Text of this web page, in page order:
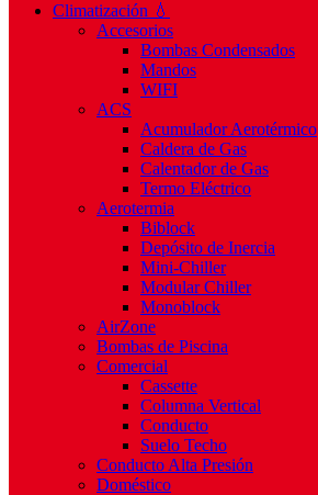
Climatización 💧
Accesorios
Bombas Condensados
Mandos
WIFI
ACS
Acumulador Aerotérmico
Caldera de Gas
Calentador de Gas
Termo Eléctrico
Aerotermia
Biblock
Depósito de Inercia
Mini-Chiller
Modular Chiller
Monoblock
AirZone
Bombas de Piscina
Comercial
Cassette
Columna Vertical
Conducto
Suelo Techo
Conducto Alta Presión
Doméstico